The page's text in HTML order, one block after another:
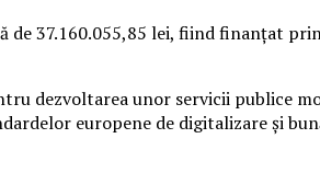
37.160.055,85 lei, fiind finanțat
dezvoltarea unor servicii publice
europene de digitalizare și